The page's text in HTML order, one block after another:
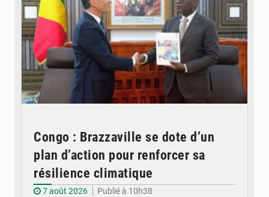
Congo : Brazzaville se dote d’un
plan d’action pour renforcer sa
résilience climatique
7 août 2026
Publié à 10h38